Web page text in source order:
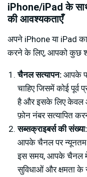
iPhone/iPad के
की आवश्यकताएँ
अपने iPhone या iPad
करने के लिए, आपको कुछ
चैनल सत्यापन: आपके
चाहिए जिसमें कोई पूर्व
है और इसके लिए केवल
फ़ोन नंबर सत्यापित
सब्सक्राइबर्स की संख्या:
आपके चैनल पर न्यूनतम
इस समय, आपके चैनल में
सुविधाओं और क्षमता के